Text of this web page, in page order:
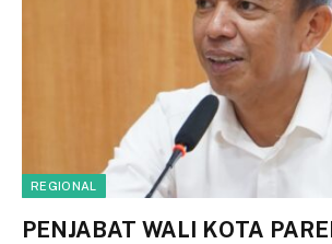
REGIONAL
PENJABAT WALI KOTA